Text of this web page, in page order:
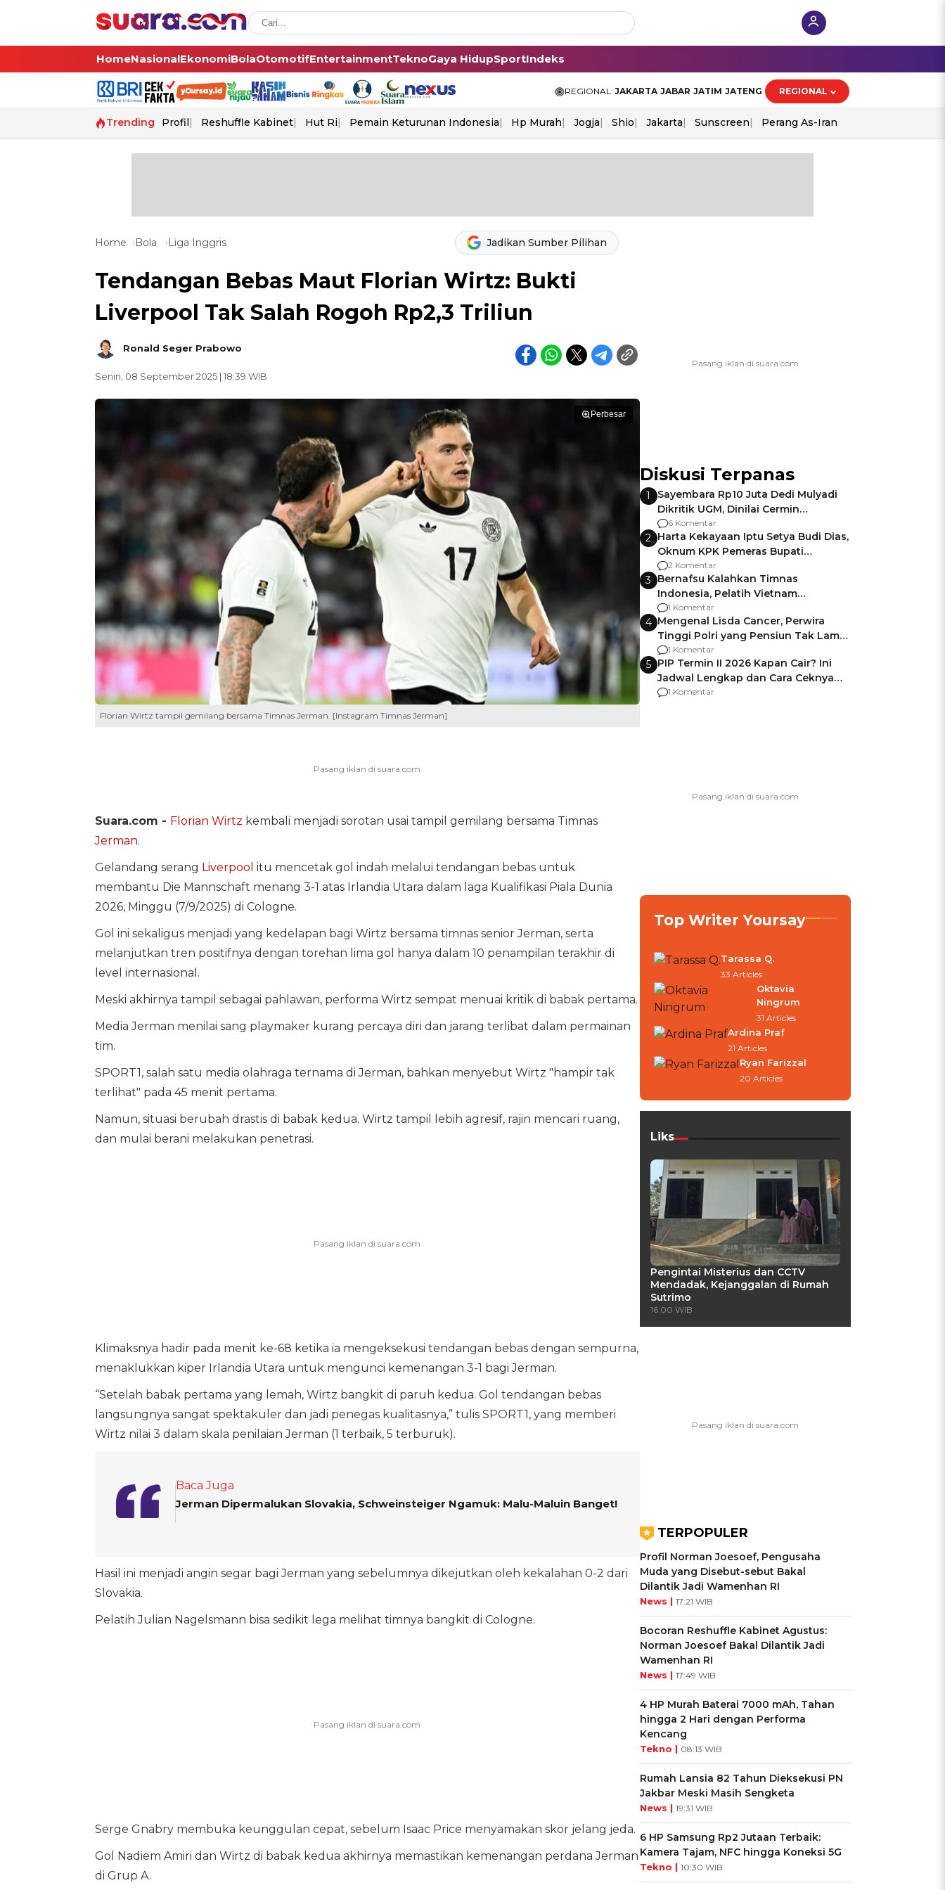
HomeNasionalEkonomiBolaOtomotifEntertainmentTeknoGaya HidupSportIndeks
REGIONAL: JAKARTA JABAR JATIM JATENG REGIONAL
Trending Profil Reshuffle Kabinet Hut Ri Pemain Keturunan Indonesia Hp Murah Jogja Shio Jakarta Sunscreen Perang As-Iran
Home Bola Liga Inggris Jadikan Sumber Pilihan
Tendangan Bebas Maut Florian Wirtz: Bukti
Liverpool Tak Salah Rogoh Rp2,3 Triliun
Ronald Seger Prabowo
Senin, 08 September 2025 | 18:39 WIB
Perbesar
Florian Wirtz tampil gemilang bersama Timnas Jerman. [Instagram Timnas Jerman]
Suara.com - Florian Wirtz kembali menjadi sorotan usai tampil gemilang bersama Timnas
Jerman.
Gelandang serang Liverpool itu mencetak gol indah melalui tendangan bebas untuk
membantu Die Mannschaft menang 3-1 atas Irlandia Utara dalam laga Kualifikasi Piala Dunia
2026, Minggu (7/9/2025) di Cologne.
Gol ini sekaligus menjadi yang kedelapan bagi Wirtz bersama timnas senior Jerman, serta
melanjutkan tren positifnya dengan torehan lima gol hanya dalam 10 penampilan terakhir di
level internasional.
Meski akhirnya tampil sebagai pahlawan, performa Wirtz sempat menuai kritik di babak pertama.
Media Jerman menilai sang playmaker kurang percaya diri dan jarang terlibat dalam permainan
tim.
SPORT1, salah satu media olahraga ternama di Jerman, bahkan menyebut Wirtz "hampir tak
terlihat" pada 45 menit pertama.
Namun, situasi berubah drastis di babak kedua. Wirtz tampil lebih agresif, rajin mencari ruang,
dan mulai berani melakukan penetrasi.
Klimaksnya hadir pada menit ke-68 ketika ia mengeksekusi tendangan bebas dengan sempurna,
menaklukkan kiper Irlandia Utara untuk mengunci kemenangan 3-1 bagi Jerman.
“Setelah babak pertama yang lemah, Wirtz bangkit di paruh kedua. Gol tendangan bebas
langsungnya sangat spektakuler dan jadi penegas kualitasnya,” tulis SPORT1, yang memberi
Wirtz nilai 3 dalam skala penilaian Jerman (1 terbaik, 5 terburuk).
Baca Juga
Jerman Dipermalukan Slovakia, Schweinsteiger Ngamuk: Malu-Maluin Banget!
Hasil ini menjadi angin segar bagi Jerman yang sebelumnya dikejutkan oleh kekalahan 0-2 dari
Slovakia.
Pelatih Julian Nagelsmann bisa sedikit lega melihat timnya bangkit di Cologne.
Serge Gnabry membuka keunggulan cepat, sebelum Isaac Price menyamakan skor jelang jeda.
Gol Nadiem Amiri dan Wirtz di babak kedua akhirnya memastikan kemenangan perdana Jerman
di Grup A.
Diskusi Terpanas
1
Sayembara Rp10 Juta Dedi Mulyadi
Dikritik UGM, Dinilai Cermin
Gagalnya Negara Jamin Keamanan
6 Komentar
2 Harta Kekayaan Iptu Setya Budi Dias,
Oknum KPK Pemeras Bupati
Pemalang
2 Komentar
3 Bernafsu Kalahkan Timnas
Indonesia, Pelatih Vietnam
Berencana Pakai Jimat di Pakansari
1 Komentar
4 Mengenal Lisda Cancer, Perwira
Tinggi Polri yang Pensiun Tak Lama
Usai Jadi Brigjen
1 Komentar
5 PIP Termin II 2026 Kapan Cair? Ini
Jadwal Lengkap dan Cara Ceknya
agar Dana Tidak Hangus!
1 Komentar
Top Writer Yoursay
Tarassa Q.
33 Articles
Oktavia
Ningrum
31 Articles
Ardina Praf
21 Articles
Ryan Farizzal
20 Articles
Liks
Pengintai Misterius dan CCTV
Mendadak, Kejanggalan di Rumah
Sutrimo
16:00 WIB
TERPOPULER
Profil Norman Joesoef, Pengusaha
Muda yang Disebut-sebut Bakal
Dilantik Jadi Wamenhan RI
News | 17:21 WIB
Bocoran Reshuffle Kabinet Agustus:
Norman Joesoef Bakal Dilantik Jadi
Wamenhan RI
News | 17:49 WIB
4 HP Murah Baterai 7000 mAh, Tahan
hingga 2 Hari dengan Performa
Kencang
Tekno | 08:13 WIB
Rumah Lansia 82 Tahun Dieksekusi PN
Jakbar Meski Masih Sengketa
News | 19:31 WIB
6 HP Samsung Rp2 Jutaan Terbaik:
Kamera Tajam, NFC hingga Koneksi 5G
Tekno | 10:30 WIB